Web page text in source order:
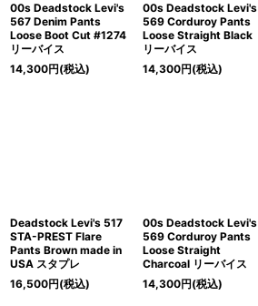
00s Deadstock Levi's
567 Denim Pants
Loose Boot Cut #1274
リーバイス
14,300円(税込)
00s Deadstock Levi's
569 Corduroy Pants
Loose Straight Black
リーバイス
14,300円(税込)
Deadstock Levi's 517
STA-PREST Flare
Pants Brown made in
USA スタプレ
16,500円(税込)
00s Deadstock Levi's
569 Corduroy Pants
Loose Straight
Charcoal リーバイス
14,300円(税込)